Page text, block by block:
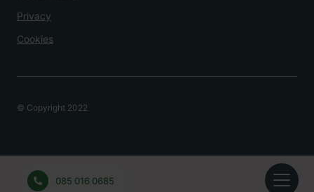
Overlijden Melden?
24 uur per dag bereikbaar
085 016 0685
Privacy
Cookies
© Copyright 2022